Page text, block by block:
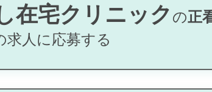
在宅クリニック の正
人に応募する